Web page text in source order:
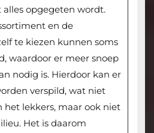
alles opgegeten wordt.
en de
te kiezen kunnen soms
waardoor er meer snoep
nodig is. Hierdoor kan er
verspild, wat niet
het lekkers, maar ook niet
Het is daarom